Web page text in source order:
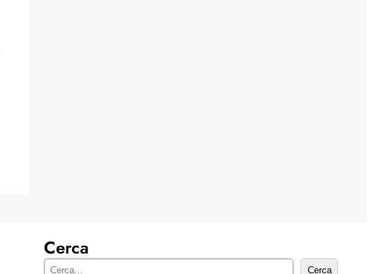
Cerca
C Cerca